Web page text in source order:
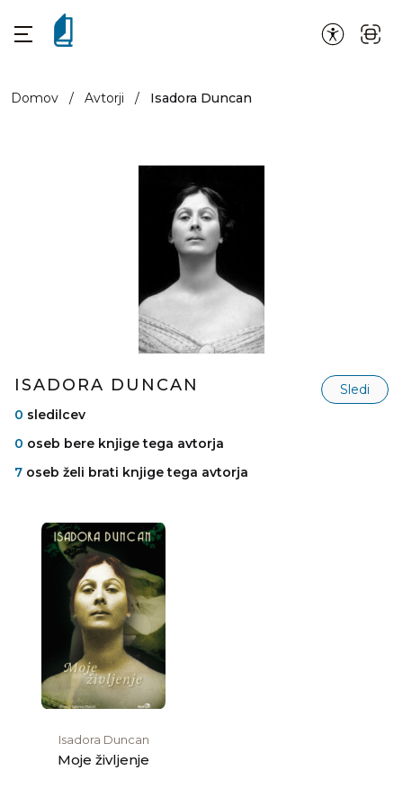
Domov / Avtorji / Isadora Duncan
ISADORA DUNCAN
Sledi
0 sledilcev
0 oseb bere knjige tega avtorja
7 oseb želi brati knjige tega avtorja
Isadora Duncan
Moje življenje